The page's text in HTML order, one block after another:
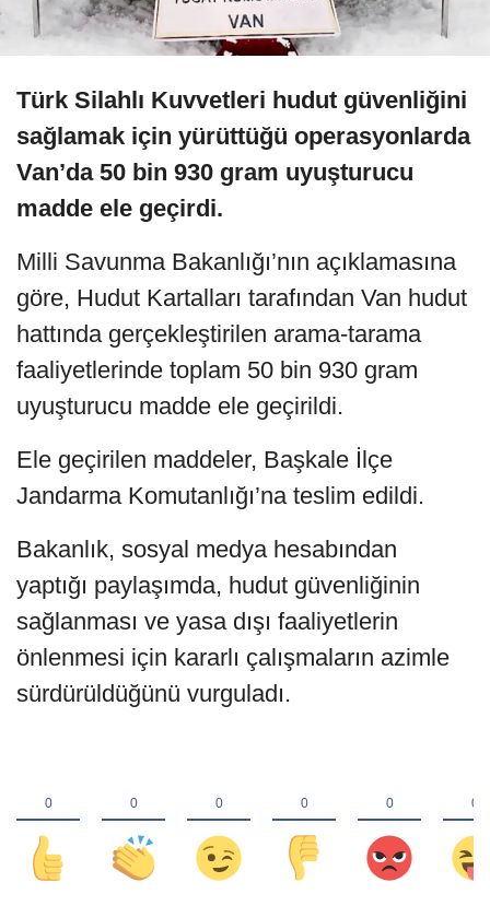
Türk Silahlı Kuvvetleri hudut güvenliğini
sağlamak için yürüttüğü operasyonlarda
Van’da 50 bin 930 gram uyuşturucu
madde ele geçirdi.
Milli Savunma Bakanlığı’nın açıklamasına
göre, Hudut Kartalları tarafından Van hudut
hattında gerçekleştirilen arama-tarama
faaliyetlerinde toplam 50 bin 930 gram
uyuşturucu madde ele geçirildi.
Ele geçirilen maddeler, Başkale İlçe
Jandarma Komutanlığı’na teslim edildi.
Bakanlık, sosyal medya hesabından
yaptığı paylaşımda, hudut güvenliğinin
sağlanması ve yasa dışı faaliyetlerin
önlenmesi için kararlı çalışmaların azimle
sürdürüldüğünü vurguladı.